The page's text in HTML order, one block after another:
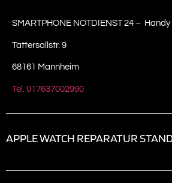
SMARTPHONE NOTDIENST 24 –
Tattersallstr. 9
68161 Mannheim
Tel. 017637002990
APPLE WATCH REPARATUR